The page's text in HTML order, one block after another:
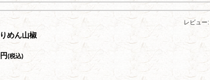
レビュー:
めん山椒
(税込)